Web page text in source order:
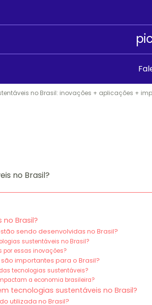
no Brasil: inovações + aplicações +
Brasil?
sendo desenvolvidas no Brasil?
sustentáveis no Brasil?
por essas inovações?
importantes para o Brasil?
tecnologias sustentáveis?
a economia brasileira?
tecnologias sustentáveis no Brasil?
utilizada no Brasil?